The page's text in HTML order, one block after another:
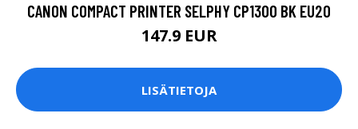
CANON COMPACT PRINTER SELPHY CP1300 BK EU20
147.9 EUR
LISÄTIETOJA